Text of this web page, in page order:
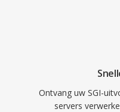
Ontvang uw SGI-
servers